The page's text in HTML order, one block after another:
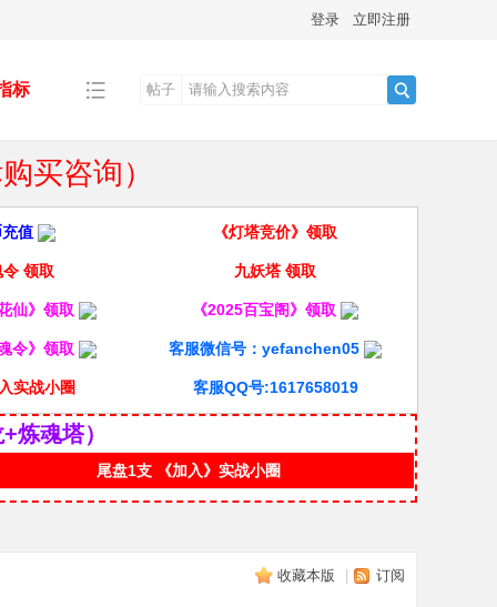
登录 立即注册
标
帖子
买咨询）
值 《灯塔竞价》领取
令 领取 九妖塔 领取
仙》领取 《2025百宝阁》领取
令》领取 客服微信号：yefanchen05
实战小圈 客服QQ号:1617658019
魂塔）
尾盘1支 《加入》实战小圈
收藏本版 订阅